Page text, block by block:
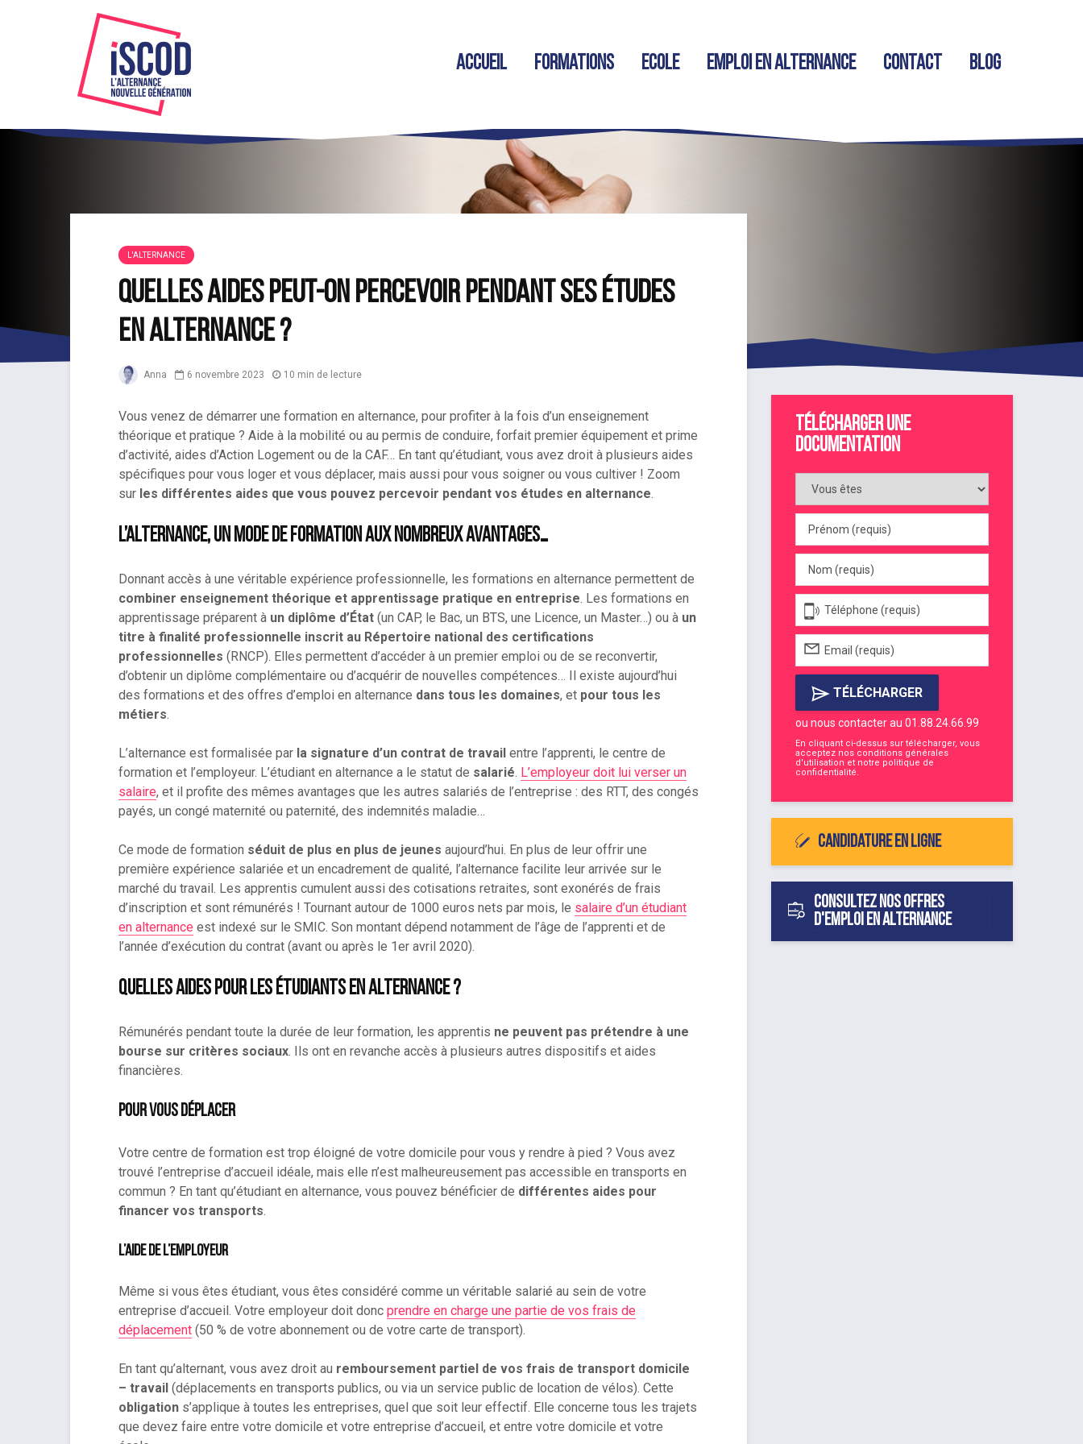
Accueil Formations Ecole Emploi en alternance Contact Blog
L'ALTERNANCE
Quelles aides peut-on percevoir pendant ses études
en alternance ?
Anna 6 novembre 2023 10 min de lecture
Vous venez de démarrer une formation en alternance, pour profiter à la fois d’un enseignement
théorique et pratique ? Aide à la mobilité ou au permis de conduire, forfait premier équipement et prime
d’activité, aides d’Action Logement ou de la CAF… En tant qu’étudiant, vous avez droit à plusieurs aides
spécifiques pour vous loger et vous déplacer, mais aussi pour vous soigner ou vous cultiver ! Zoom
sur les différentes aides que vous pouvez percevoir pendant vos études en alternance
L’alternance, un mode de formation aux nombreux avantages…
Donnant accès à une véritable expérience professionnelle, les formations en alternance permettent de
combiner enseignement théorique et apprentissage pratique en entreprise . Les formations en
apprentissage préparent à un diplôme d’État (un CAP, le Bac, un BTS, une Licence, un Master…) ou à un
titre à finalité professionnelle inscrit au Répertoire national des certifications
professionnelles (RNCP). Elles permettent d’accéder à un premier emploi ou de se reconvertir,
d’obtenir un diplôme complémentaire ou d’acquérir de nouvelles compétences… Il existe aujourd’hui
des formations et des offres d’emploi en alternance dans tous les domaines, et pour tous les
métiers
L’alternance est formalisée par la signature d’un contrat de travail entre l’apprenti, le centre de
formation et l’employeur. L’étudiant en alternance a le statut de salarié L’employeur doit lui verser un
salaire, et il profite des mêmes avantages que les autres salariés de l’entreprise : des RTT, des congés
payés, un congé maternité ou paternité, des indemnités maladie…
Ce mode de formation séduit de plus en plus de jeunes aujourd’hui. En plus de leur offrir une
première expérience salariée et un encadrement de qualité, l’alternance facilite leur arrivée sur le
marché du travail. Les apprentis cumulent aussi des cotisations retraites, sont exonérés de frais
d’inscription et sont rémunérés ! Tournant autour de 1000 euros nets par mois, le salaire d’un étudiant
en alternance est indexé sur le SMIC. Son montant dépend notamment de l’âge de l’apprenti et de
l’année d’exécution du contrat (avant ou après le 1er avril 2020).
Quelles aides pour les étudiants en alternance ?
Rémunérés pendant toute la durée de leur formation, les apprentis ne peuvent pas prétendre à une
bourse sur critères sociaux . Ils ont en revanche accès à plusieurs autres dispositifs et aides
financières.
Pour vous déplacer
Votre centre de formation est trop éloigné de votre domicile pour vous y rendre à pied ? Vous avez
trouvé l’entreprise d’accueil idéale, mais elle n’est malheureusement pas accessible en transports en
commun ? En tant qu’étudiant en alternance, vous pouvez bénéficier de différentes aides pour
financer vos transports
L’aide de l’employeur
Même si vous êtes étudiant, vous êtes considéré comme un véritable salarié au sein de votre
entreprise d’accueil. Votre employeur doit donc prendre en charge une partie de vos frais de
déplacement (50 % de votre abonnement ou de votre carte de transport).
En tant qu’alternant, vous avez droit au remboursement partiel de vos frais de transport domicile
– travail (déplacements en transports publics, ou via un service public de location de vélos). Cette
obligation s’applique à toutes les entreprises, quel que soit leur effectif. Elle concerne tous les trajets
que devez faire entre votre domicile et votre entreprise d’accueil, et entre votre domicile et votre
Télécharger une
documentation
TÉLÉCHARGER
ou nous contacter au 01.88.24.66.99
En cliquant ci-dessus sur télécharger, vous
acceptez nos conditions générales
d'utilisation et notre politique de
confidentialité.
Candidature en ligne
Consultez nos offres
d'emploi en alternance